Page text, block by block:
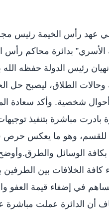
عهد رأس الخيمة رئيس
بدائرة محاكم رأس
الطلاق، ليصبح حل
شخصية. وأكد سعادة
بادرت مباشرة بتنفيذ
للقسم، وهو ما يعكس حرص
بكافة الوسائل
كافة الخلافات بين
في إضفاء قيمة العفو
أن الدائرة عملت مباشرة